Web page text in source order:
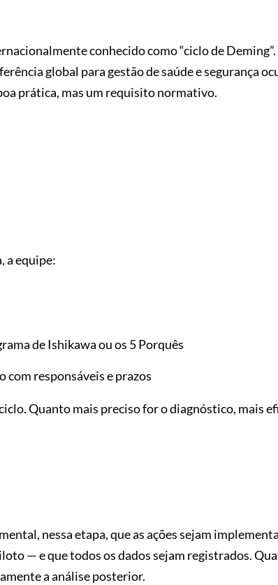
conhecido como “ciclo de Deming”.
global para gestão de saúde e segurança
prática, mas um requisito normativo.
a equipe:
de Ishikawa ou os 5 Porquês
com responsáveis e prazos
Quanto mais preciso for o diagnóstico, mais
nessa etapa, que as ações sejam
— e que todos os dados sejam registrados.
a análise posterior.